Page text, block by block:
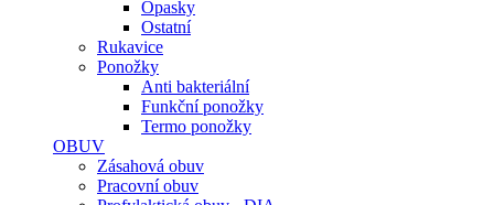
Opasky
Ostatní
Rukavice
Ponožky
Anti bakteriální
Funkční ponožky
Termo ponožky
OBUV
Zásahová obuv
Pracovní obuv